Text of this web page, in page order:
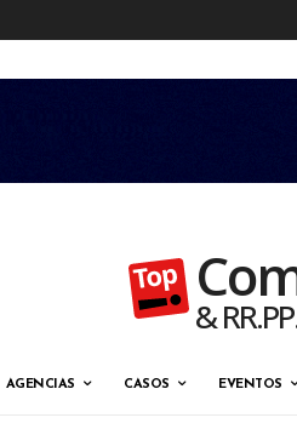
&
AGENCIAS CASOS EVENTOS